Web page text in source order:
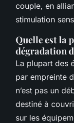
couple, en
stimulation
Quelle est la
dégradation
La plupart des
par empreinte
n’est pas un
destiné à
sur les